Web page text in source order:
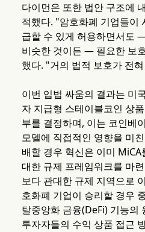
다이먼은 또한 법안 구조에
적했다. "암호화폐 기업들이
급할 수 있게 허용하면서도
비슷한 것이든 — 필요한 보
했다. "거의 법적 보호가 전
이번 입법 싸움의 결과는 미
자 지급형 스테이블코인 상
부를 결정하며, 이는 코인베
모델에 직접적인 영향을 미
배할 경우 혁신은 이미
대한 규제 프레임워크를 마
보다 관대한 규제 지역으로
호화폐 기업이 승리할 경우
탈중앙화 금융(DeFi) 기능의
투자자들의 수익 상품 접근